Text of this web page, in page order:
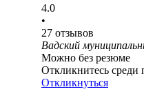
4.0
•
27 отзывов
Вадский
Можно без резюме
Откликнитесь среди
Откликнуться